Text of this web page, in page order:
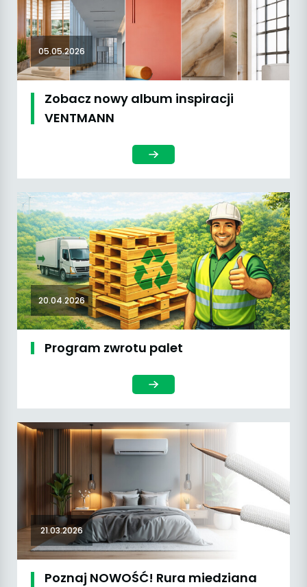
05.05.2026
Zobacz nowy album inspiracji
VENTMANN
20.04.2026
Program zwrotu palet
21.03.2026
Poznaj NOWOŚĆ! Rura miedziana